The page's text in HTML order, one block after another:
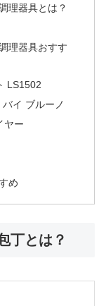
理器具とは？
理器具おすす
LS1502
イ ブルーノ
ヤー
め
丁とは？